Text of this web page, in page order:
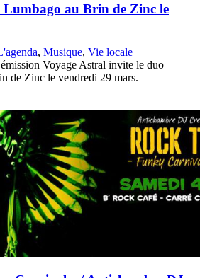
au Brin de Zinc le
, Musique, Vie locale
Voyage Astral invite le duo
de Zinc le vendredi 29 mars.